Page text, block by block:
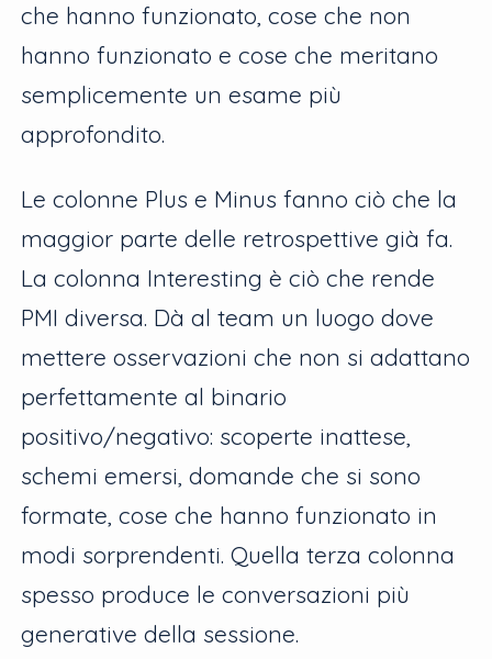
che hanno funzionato, cose che non
hanno funzionato e cose che meritano
semplicemente un esame più
approfondito.
Le colonne Plus e Minus fanno ciò che la
maggior parte delle retrospettive già fa.
La colonna Interesting è ciò che rende
PMI diversa. Dà al team un luogo dove
mettere osservazioni che non si adattano
perfettamente al binario
positivo/negativo: scoperte inattese,
schemi emersi, domande che si sono
formate, cose che hanno funzionato in
modi sorprendenti. Quella terza colonna
spesso produce le conversazioni più
generative della sessione.